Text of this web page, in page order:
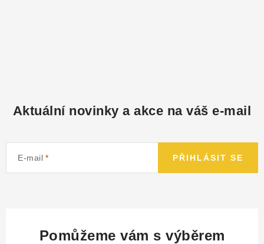
Aktuální novinky a akce na váš e-mail
E-mail PŘIHLÁSIT SE
Pomůžeme vám s výběrem